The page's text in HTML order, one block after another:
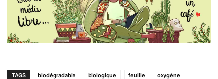
TAGS biodégradable biologique feuille
oxygène